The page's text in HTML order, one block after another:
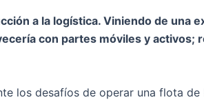
a la logística. Viniendo de una
con partes móviles y activos;
los desafíos de operar una flota